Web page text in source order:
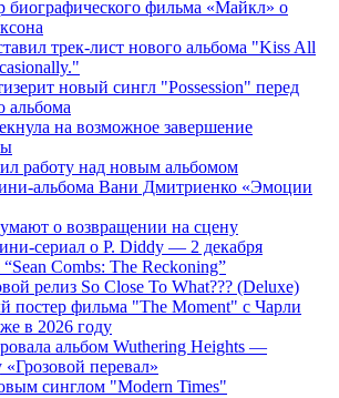
фильма «Майкл» о
трек-лист нового альбома "Kiss All
новый сингл "Possession" перед
альбома
на возможное завершение
работу над новым альбомом
альбома Вани Дмитриенко «Эмоции
о возвращении на сцену
сериал о P. Diddy — 2 декабря
Combs: The Reckoning”
релиз So Close To What??? (Deluxe)
постер фильма "The Moment" с Чарли
в 2026 году
альбом Wuthering Heights —
перевал»
синглом "Modern Times"